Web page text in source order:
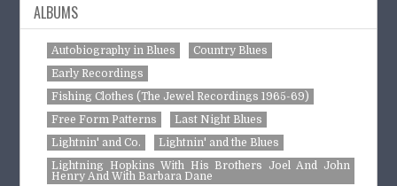
ALBUMS
Autobiography in Blues
Country Blues
Early Recordings
Fishing Clothes (The Jewel Recordings 1965-69)
Free Form Patterns
Last Night Blues
Lightnin' and Co.
Lightnin' and the Blues
Lightning Hopkins With His Brothers Joel And John
Henry And With Barbara Dane